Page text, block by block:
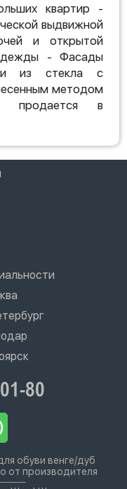
квартир -
выдвижной
и открытой
- Фасады
из стекла с
методом
продается в
80
обуви венге/дуб
от производителя